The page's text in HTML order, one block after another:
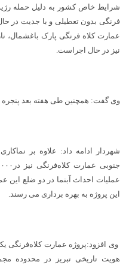
شرایط خاص کشور به دلیل حمله
فرنگی بدون تعطیلی و با جدیت در
عمارت کلاه فرنگی پارک باغشمال،
نیز در حال اجراست.
وی گفت: همچنین طی هفته بعد
شهردار ادامه داد: علاوه بر
عملیات احداث آبنما در دو ضلع این
این پروژه به بهره برداری می رسند.
وی افزود:پروژه عمارت کلاه‌فرنگی
هویت تاریخی تبریز در محدوده